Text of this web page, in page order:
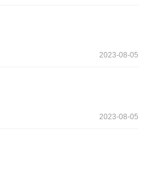
2023-08-05
2023-08-05